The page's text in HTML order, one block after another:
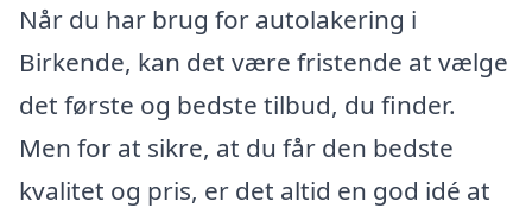
Når du har brug for autolakering i
Birkende, kan det være fristende at vælge
det første og bedste tilbud, du finder.
Men for at sikre, at du får den bedste
kvalitet og pris, er det altid en god idé at